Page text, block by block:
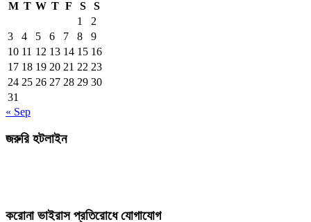
M T W T F S
S
1
2
3
4 5 6 7 8
9
10 11 12 13 14 15 16
17 18 19 20 21 22 23
24 25 26 27 28 29 30
31
« Sep
জরুরি হটলাইন
করোনা ভাইরাস প্রতিরোধে যোগাযোগ